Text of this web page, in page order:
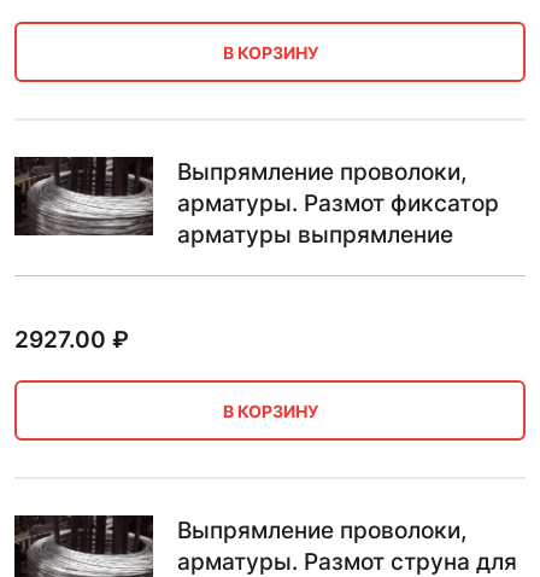
В КОРЗИНУ
Выпрямление проволоки,
арматуры. Размот фиксатор
арматуры выпрямление
2927.00 ₽
В КОРЗИНУ
Выпрямление проволоки,
арматуры. Размот струна для